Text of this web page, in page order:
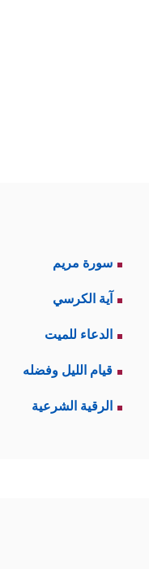
سورة مريم
آية الكرسي
الدعاء للميت
قيام الليل وفضله
الرقية الشرعية